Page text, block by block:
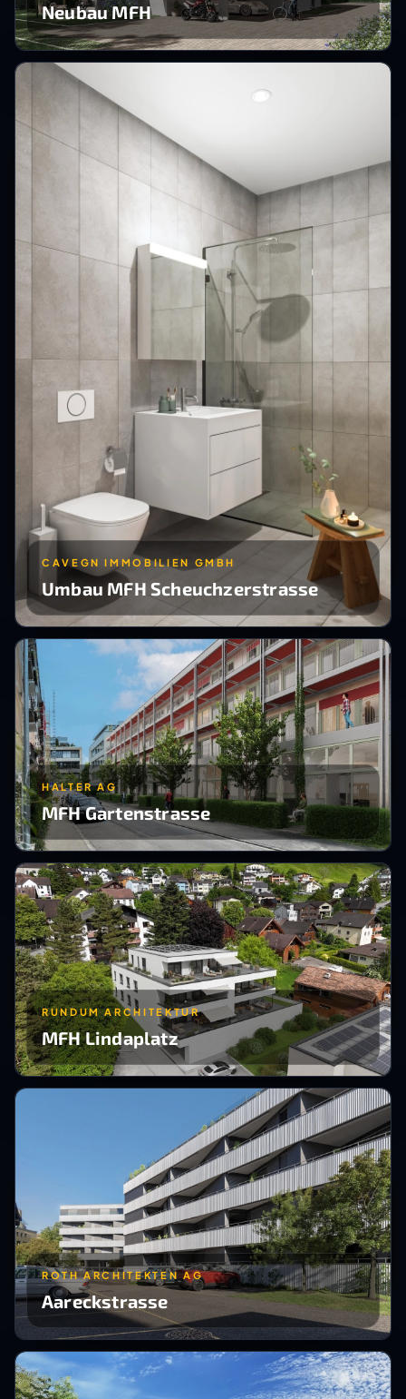
Neubau MFH
CAVEGN IMMOBILIEN GMBH
Umbau MFH Scheuchzerstrasse
HALTER AG
MFH Gartenstrasse
RUNDUM ARCHITEKTUR
MFH Lindaplatz
ROTH ARCHITEKTEN AG
Aareckstrasse